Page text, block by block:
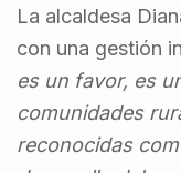
La alcaldesa
con una gestión
es un favor, es
comunidades
reconocidas